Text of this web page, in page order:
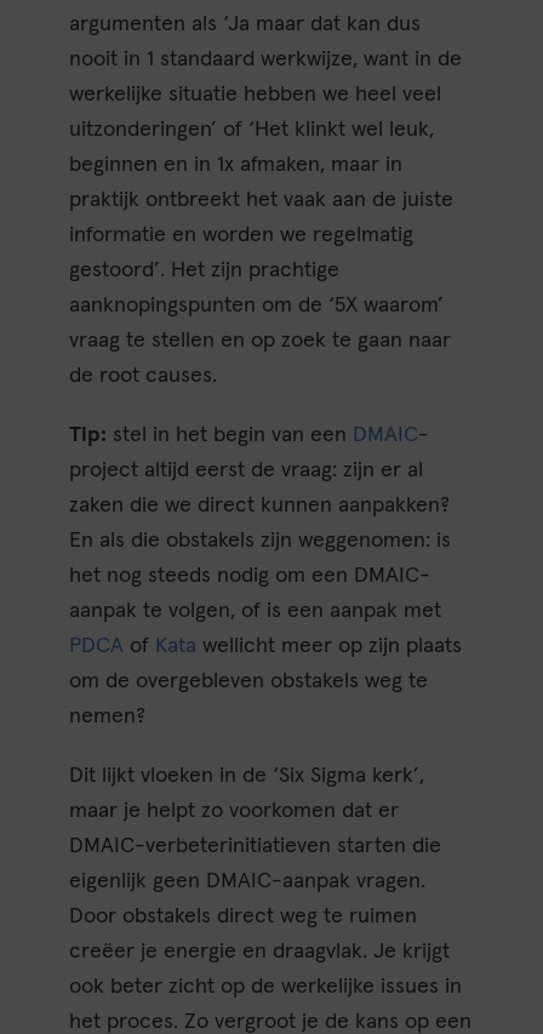
argumenten als ‘Ja maar dat kan dus
nooit in 1 standaard werkwijze, want in de
werkelijke situatie hebben we heel veel
uitzonderingen’ of ‘Het klinkt wel leuk,
beginnen en in 1x afmaken, maar in
praktijk ontbreekt het vaak aan de juiste
informatie en worden we regelmatig
gestoord’. Het zijn prachtige
aanknopingspunten om de ‘5X waarom’
vraag te stellen en op zoek te gaan naar
de root causes.
Tip: stel in het begin van een DMAIC-
project altijd eerst de vraag: zijn er al
zaken die we direct kunnen aanpakken?
En als die obstakels zijn weggenomen: is
het nog steeds nodig om een DMAIC-
aanpak te volgen, of is een aanpak met
PDCA of Kata wellicht meer op zijn plaats
om de overgebleven obstakels weg te
nemen?
Dit lijkt vloeken in de ‘Six Sigma kerk’,
maar je helpt zo voorkomen dat er
DMAIC-verbeterinitiatieven starten die
eigenlijk geen DMAIC-aanpak vragen.
Door obstakels direct weg te ruimen
creëer je energie en draagvlak. Je krijgt
ook beter zicht op de werkelijke issues in
het proces. Zo vergroot je de kans op een